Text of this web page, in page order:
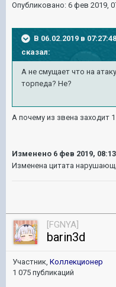
Опубликовано: 6 фев 2019,
В 06.02.2019 в
сказал:
А не смущает что на
торпеда? Не?
А почему из звена заходит
Изменено 6 фев 2019,
Изменена цитата
[FGNYA]
barin3d
Участник, Коллекционер
1 075 публикаций